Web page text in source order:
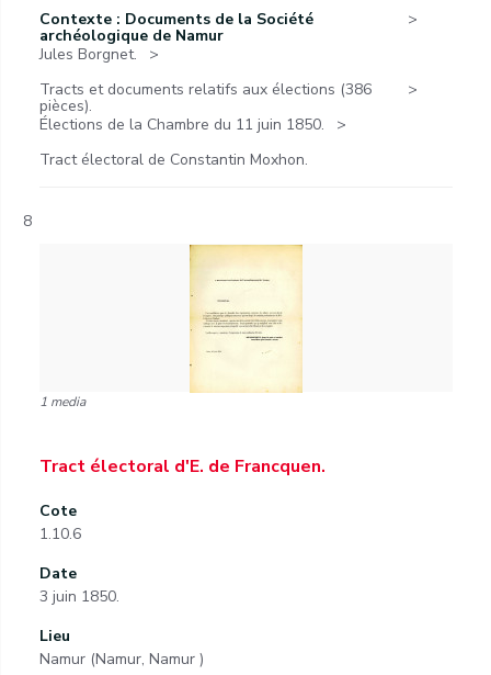
Contexte : Documents de la Société
archéologique de Namur
Jules Borgnet.
Tracts et documents relatifs aux élections (386
pièces).
Élections de la Chambre du 11 juin 1850.
Tract électoral de Constantin Moxhon.
8
1 media
Tract électoral d'E. de Francquen.
Cote
1.10.6
Date
3 juin 1850.
Lieu
Namur (Namur, Namur )